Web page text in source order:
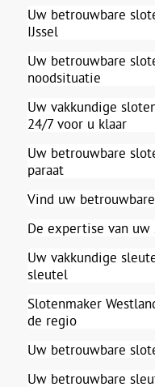
Uw betrouwbare
IJssel
Uw betrouwbare
noodsituatie
Uw vakkundige
24/7 voor u klaar
Uw betrouwbare
paraat
Vind uw
De expertise van
Uw vakkundige
sleutel
Slotenmaker
de regio
Uw betrouwbare
Uw betrouwbare